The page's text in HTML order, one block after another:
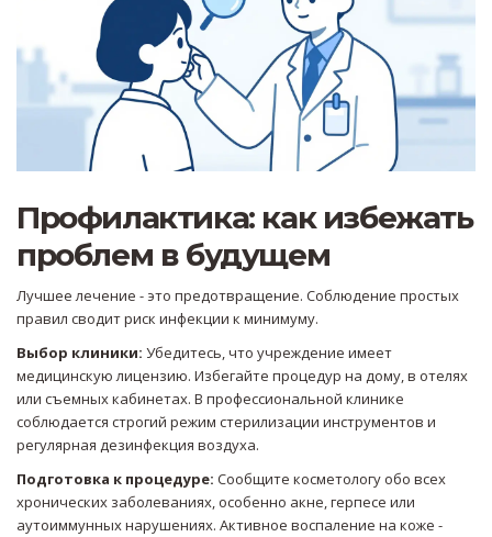
Профилактика: как избежать
проблем в будущем
Лучшее лечение - это предотвращение. Соблюдение простых
правил сводит риск инфекции к минимуму.
Выбор клиники: Убедитесь, что учреждение имеет
медицинскую лицензию. Избегайте процедур на дому, в отелях
или съемных кабинетах. В профессиональной клинике
соблюдается строгий режим стерилизации инструментов и
регулярная дезинфекция воздуха.
Подготовка к процедуре: Сообщите косметологу обо всех
хронических заболеваниях, особенно акне, герпесе или
аутоиммунных нарушениях. Активное воспаление на коже -